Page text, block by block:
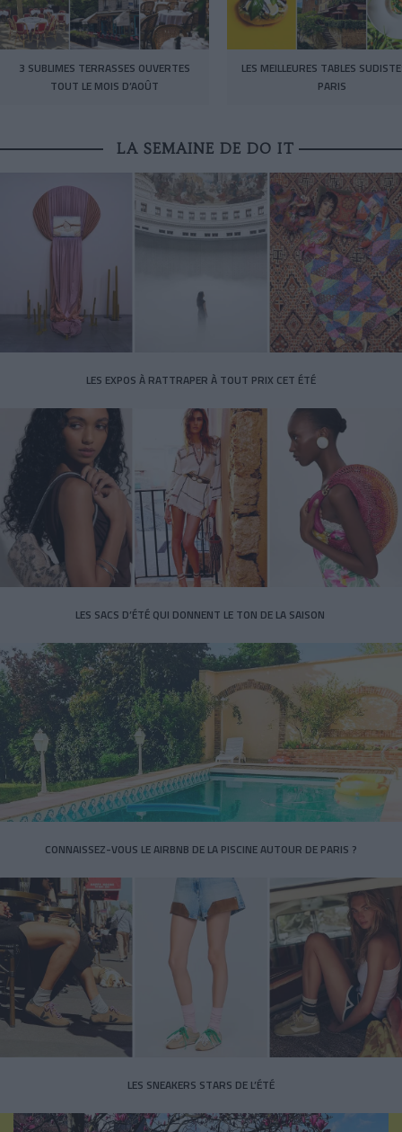
3 SUBLIMES TERRASSES OUVERTES
TOUT LE MOIS D’AOÛT
LES MEILLEURES TABLES
PARIS
LA SEMAINE DE DO IT
LES EXPOS À RATTRAPER À TOUT PRIX CET ÉTÉ
LES SACS D’ÉTÉ QUI DONNENT LE TON DE LA SAISON
CONNAISSEZ-VOUS LE AIRBNB DE LA PISCINE AUTOUR DE PARIS ?
LES SNEAKERS STARS DE L’ÉTÉ